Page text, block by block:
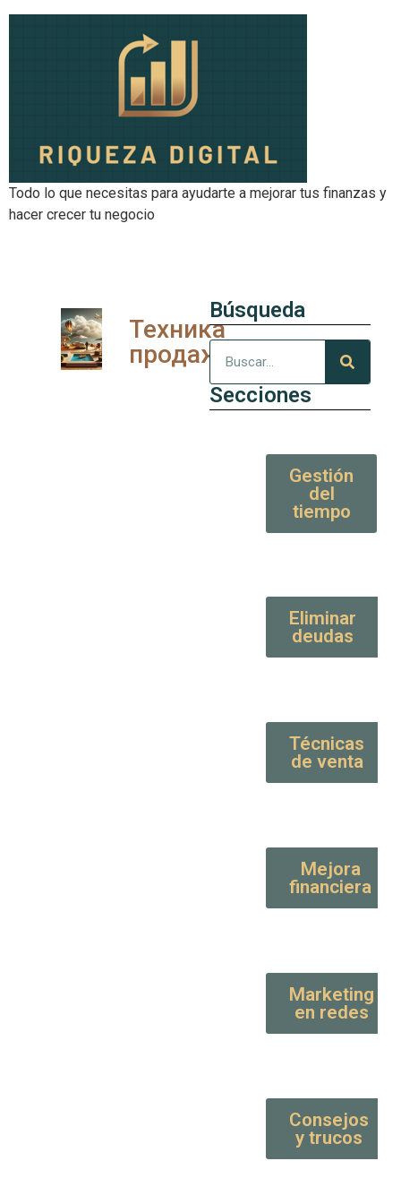
Todo lo que necesitas para ayudarte a mejorar tus finanzas y
hacer crecer tu negocio
Техника
продаж
Búsqueda
Secciones
Gestión
del
tiempo
Eliminar
deudas
Técnicas
de venta
Mejora
financiera
Marketing
en redes
Consejos
y trucos